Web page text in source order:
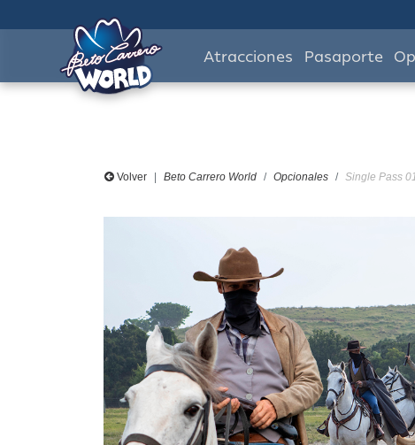
Atracciones Pasaporte
Volver Beto Carrero World Opcionales Single Pass